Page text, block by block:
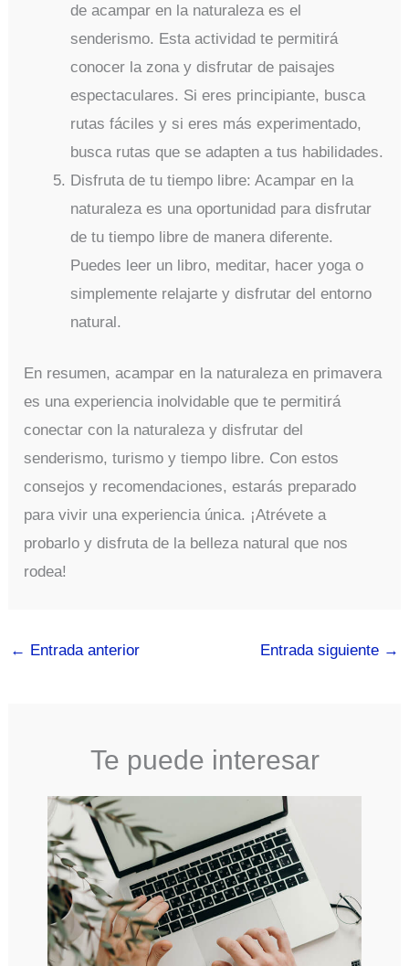
de acampar en la naturaleza es el
senderismo. Esta actividad te permitirá
conocer la zona y disfrutar de paisajes
espectaculares. Si eres principiante, busca
rutas fáciles y si eres más experimentado,
busca rutas que se adapten a tus habilidades.
Disfruta de tu tiempo libre: Acampar en la
naturaleza es una oportunidad para disfrutar
de tu tiempo libre de manera diferente.
Puedes leer un libro, meditar, hacer yoga o
simplemente relajarte y disfrutar del entorno
natural.
En resumen, acampar en la naturaleza en primavera
es una experiencia inolvidable que te permitirá
conectar con la naturaleza y disfrutar del
senderismo, turismo y tiempo libre. Con estos
consejos y recomendaciones, estarás preparado
para vivir una experiencia única. ¡Atrévete a
probarlo y disfruta de la belleza natural que nos
rodea!
← Entrada anterior Entrada siguiente →
Te puede interesar